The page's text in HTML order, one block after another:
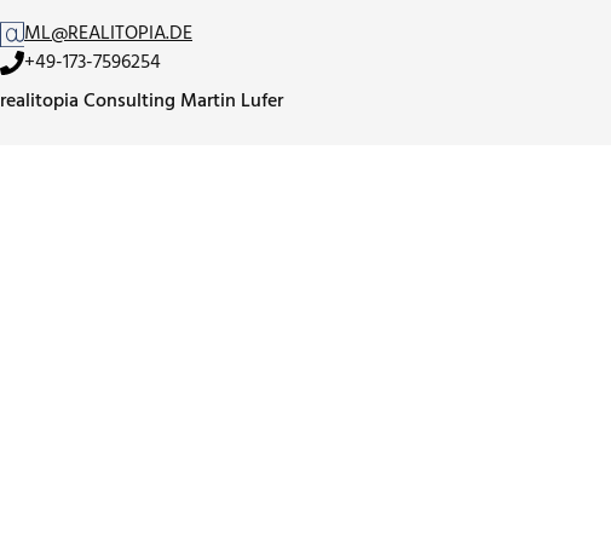
ML@REALITOPIA.DE
+49-173-7596254
realitopia Consulting Martin Lufer